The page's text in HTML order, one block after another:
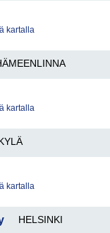
kartalla
kartalla
kartalla
HELSINKI